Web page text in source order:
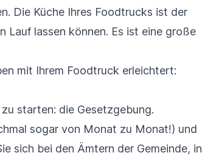
Die Küche Ihres Foodtrucks ist der
Lauf lassen können. Es ist eine große
mit Ihrem Foodtruck erleichtert:
starten: die Gesetzgebung.
sogar von Monat zu Monat!) und
sich bei den Ämtern der Gemeinde, in